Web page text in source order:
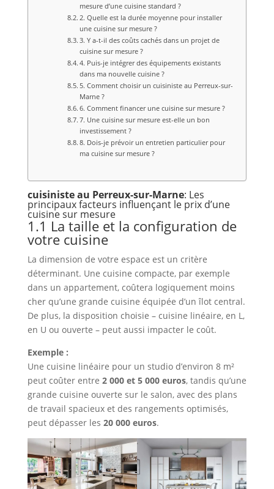
mesure d’une cuisine standard ?
2. Quelle est la durée moyenne pour installer
une cuisine sur mesure ?
3. Y a-t-il des coûts cachés dans un projet de
cuisine sur mesure ?
4. Puis-je intégrer des équipements existants
dans ma nouvelle cuisine ?
5. Comment choisir un cuisiniste au Perreux-sur-
Marne ?
6. Comment financer une cuisine sur mesure ?
7. Une cuisine sur mesure est-elle un bon
investissement ?
8. Dois-je prévoir un entretien particulier pour
ma cuisine sur mesure ?
cuisiniste au Perreux-sur-Marne: Les
principaux facteurs influençant le prix d’une
cuisine sur mesure
1.1 La taille et la configuration de
votre cuisine
La dimension de votre espace est un critère
déterminant. Une cuisine compacte, par exemple
dans un appartement, coûtera logiquement moins
cher qu’une grande cuisine équipée d’un îlot central.
De plus, la disposition choisie – cuisine linéaire, en L,
en U ou ouverte – peut aussi impacter le coût.
Exemple :
Une cuisine linéaire pour un studio d’environ 8 m²
peut coûter entre 2 000 et 5 000 euros, tandis qu’une
grande cuisine ouverte sur le salon, avec des plans
de travail spacieux et des rangements optimisés,
peut dépasser les 20 000 euros.